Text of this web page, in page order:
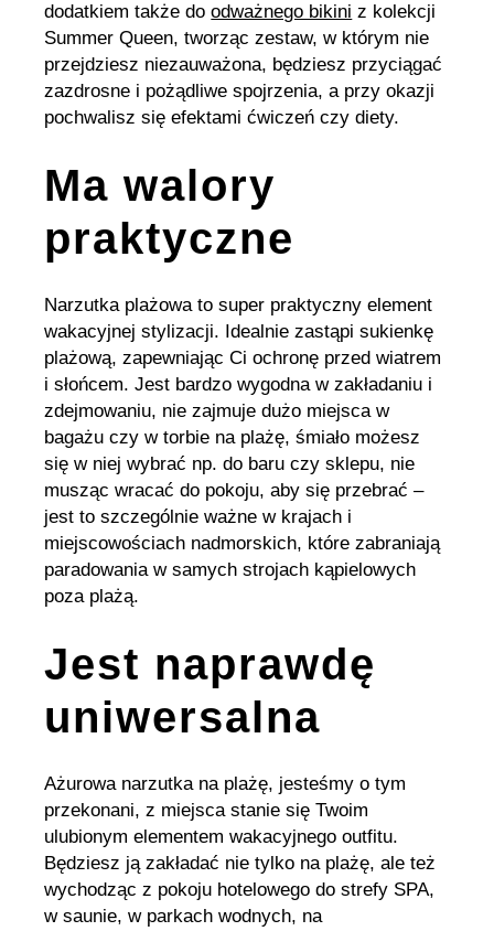
dodatkiem także doodważnego bikini z kolekcji
Summer Queen, tworząc zestaw, w którym nie
przejdziesz niezauważona, będziesz przyciągać
zazdrosne i pożądliwe spojrzenia, a przy okazji
pochwalisz się efektami ćwiczeń czy diety.
Ma walory
praktyczne
Narzutka plażowa to super praktyczny element
wakacyjnej stylizacji. Idealnie zastąpi sukienkę
plażową, zapewniając Ci ochronę przed wiatrem
i słońcem. Jest bardzo wygodna w zakładaniu i
zdejmowaniu, nie zajmuje dużo miejsca w
bagażu czy w torbie na plażę, śmiało możesz
się w niej wybrać np. do baru czy sklepu, nie
musząc wracać do pokoju, aby się przebrać –
jest to szczególnie ważne w krajach i
miejscowościach nadmorskich, które zabraniają
paradowania w samych strojach kąpielowych
poza plażą.
Jest naprawdę
uniwersalna
Ażurowa narzutka na plażę, jesteśmy o tym
przekonani, z miejsca stanie się Twoim
ulubionym elementem wakacyjnego outfitu.
Będziesz ją zakładać nie tylko na plażę, ale też
wychodząc z pokoju hotelowego do strefy SPA,
w saunie, w parkach wodnych, na